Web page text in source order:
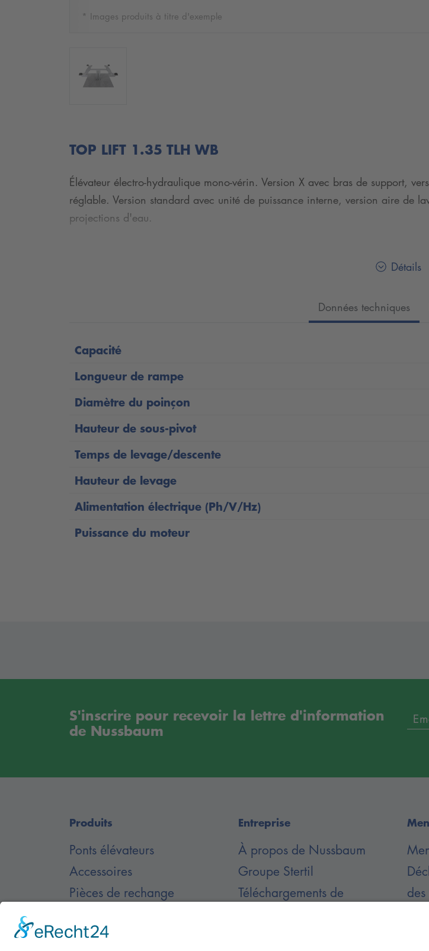
* Images produits à titre d'exemple
TOP LIFT 1.35 TLH WB
Élévateur électro-hydraulique mono-vérin. Version X avec bras de support,
réglable. Version standard avec unité de puissance interne, version aire de
projections d'eau.
Détails
Données techniques
Capacité
Longueur de rampe
Diamètre du poinçon
Hauteur de sous-pivot
Temps de levage/descente
Hauteur de levage
Alimentation électrique (Ph/V/Hz)
Puissance du moteur
S'inscrire pour recevoir la lettre d'information
de Nussbaum
Produits
Ponts élévateurs
Accessoires
Pièces de rechange
Entreprise
À propos de Nussbaum
Groupe Stertil
Téléchargements de